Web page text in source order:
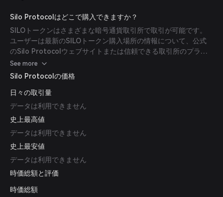
Silo Protocolはどこで購入できますか？
SILOトークンはさまざまな暗号通貨取引所で取引が可能です。
ユーザーは最新のSILOトークン購入場所の情報について、公式
のSilo Protocolウェブサイトまたは信頼できる取引所のプラッ
トフォームを参照すべきです。
See more
Silo Protocolの価格
日々の取引量
データは利用できません
史上最高値
データは利用できません
史上最安値
データは利用できません
時価総額と評価
時価総額